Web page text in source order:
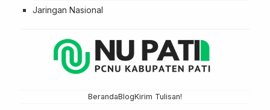
Jaringan Nasional
BerandaBlogKirim Tulisan!